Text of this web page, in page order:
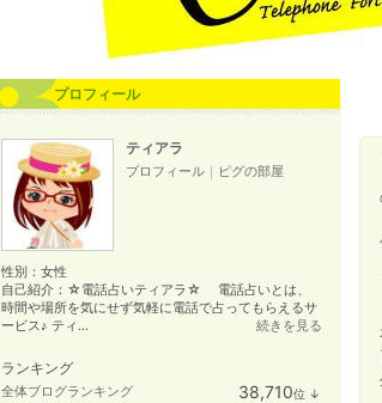
プロフィール
ティアラ
プロフィール ｜ ピグの部屋
性別： 女性
自己紹介：☆電話占いティアラ☆ 電話占いとは、
時間や場所を気にせず気軽に電話で占ってもらえるサ
ービス♪ ティ...
続きを見る
ランキング
全体ブログランキング 38,710位 ↓